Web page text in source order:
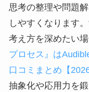
思考の整理や問題
しやすくなります
考え方を深めたい場
プロセス』は
口コミまとめ【
抽象化や応用力を鍛